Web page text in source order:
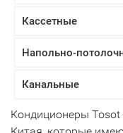
Кассетные
Напольно-
Канальные
Кондиционеры Tosot